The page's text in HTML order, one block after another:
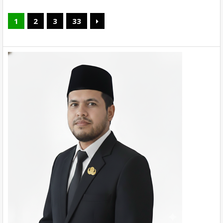
1 2 3 33